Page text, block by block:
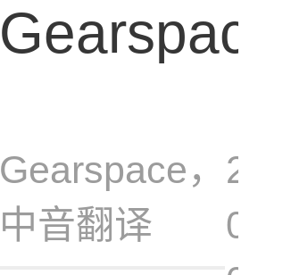
Gearspace，
中音翻译
04-